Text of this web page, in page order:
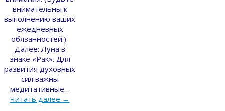
внимательны к
выполнению ваших
ежедневных
обязанностей.)
Далее: Луна в
знаке «Рак». Для
развития духовных
сил важны
медитативные…
Читать далее →